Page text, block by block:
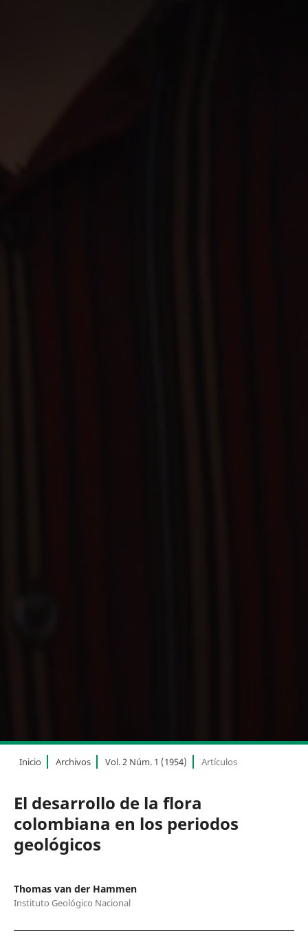
Inicio Archivos Vol. 2 Núm. 1 (1954) Artículos
El desarrollo de la flora
colombiana en los periodos
geológicos
Thomas van der Hammen
Instituto Geológico Nacional